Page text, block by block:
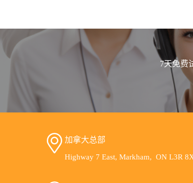
7天免费
加拿大总部
Highway 7 East, Markham, ON L3R